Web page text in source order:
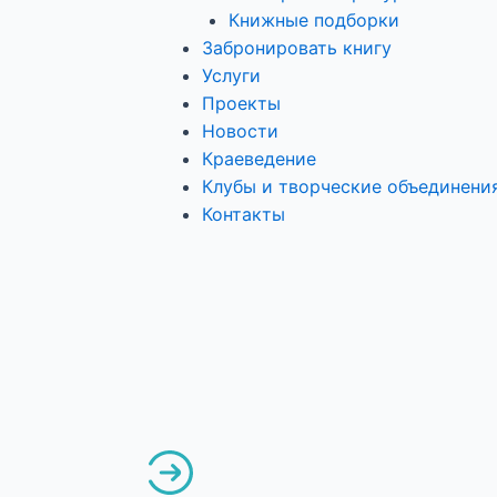
Книжные подборки
Забронировать книгу
Услуги
Проекты
Новости
Краеведение
Клубы и творческие
Контакты